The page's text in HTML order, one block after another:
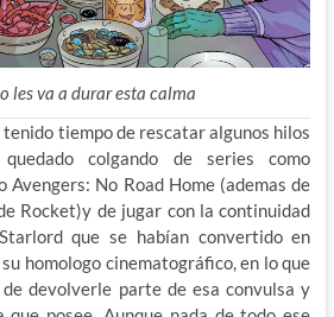
les va a durar esta calma
tenido tiempo de rescatar algunos hilos
colgando de series como
Avengers: No Road Home (ademas de
Rocket)y de jugar con la continuidad
que se habían convertido en
homologo cinematográfico, en lo que
devolverle parte de esa convulsa y